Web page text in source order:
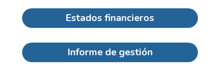
Estados financieros
Informe de gestión